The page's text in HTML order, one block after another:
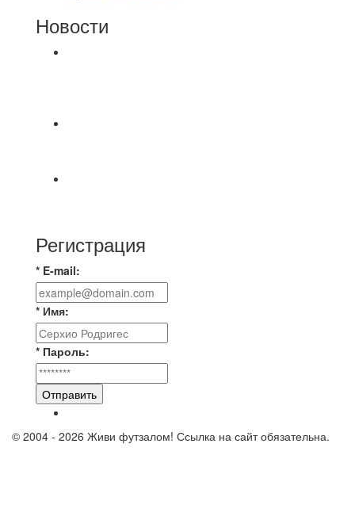
Новости
Регистрация
* E-mail:
* Имя:
* Пароль:
Отправить
© 2004 - 2026 Живи футзалом! Ссылка на сайт обязательна.